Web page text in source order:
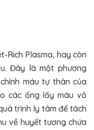
Rich Plasma, hay còn
Đây là một phương
máu tự thân của
các ống lấy máu vô
trình ly tâm để tách
về huyết tương chứa